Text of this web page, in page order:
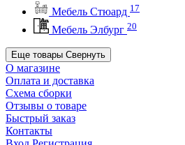
Мебель Стюард 17
Мебель Элбург 20
Еще товары Свернуть
О магазине
Оплата и доставка
Схема сборки
Отзывы о товаре
Быстрый заказ
Контакты